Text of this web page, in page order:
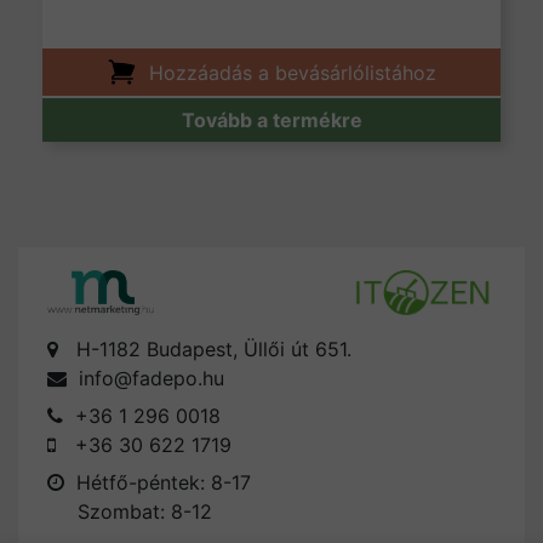
Hozzáadás a bevásárlólistához
Tovább a termékre
H-1182 Budapest, Üllői út 651.
info@fadepo.hu
+36 1 296 0018
+36 30 622 1719
Hétfő-péntek: 8-17
Szombat: 8-12